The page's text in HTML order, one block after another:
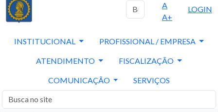
A
A+
LOGIN
INSTITUCIONAL PROFISSIONAL / EMPRESA
ATENDIMENTO FISCALIZAÇÃO
COMUNICAÇÃO SERVIÇOS